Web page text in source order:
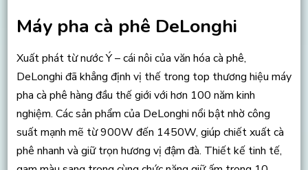
Máy pha cà phê DeLonghi
Xuất phát từ nước Ý – cái nôi của văn hóa cà phê,
DeLonghi đã khẳng định vị thế trong top thương hiệu máy
pha cà phê hàng đầu thế giới với hơn 100 năm kinh
nghiệm. Các sản phẩm của DeLonghi nổi bật nhờ công
suất mạnh mẽ từ 900W đến 1450W, giúp chiết xuất cà
phê nhanh và giữ trọn hương vị đậm đà. Thiết kế tinh tế,